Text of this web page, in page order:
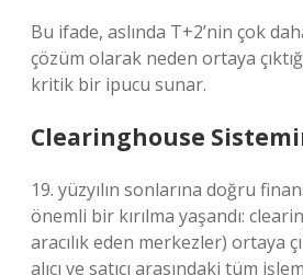
Bu ifade, aslında T+2’nin çok
çözüm olarak neden ortaya
kritik bir ipucu sunar.
Clearinghouse
19. yüzyılın sonlarına doğru
önemli bir kırılma yaşandı:
aracılık eden merkezler) ortaya
alıcı ve satıcı arasındaki tüm